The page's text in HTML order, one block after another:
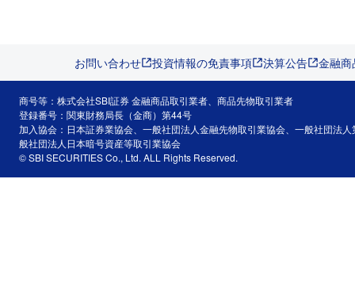
お問い合わせ 投資情報の免責事項 決算公告 金融
商号等：株式会社SBI証券 金融商品取引業者、商品先物取引業者
登録番号：関東財務局長（金商）第44号
加入協会：日本証券業協会、一般社団法人金融先物取引業協会、一般社団法
般社団法人日本暗号資産等取引業協会
© SBI SECURITIES Co., Ltd. ALL Rights Reserved.